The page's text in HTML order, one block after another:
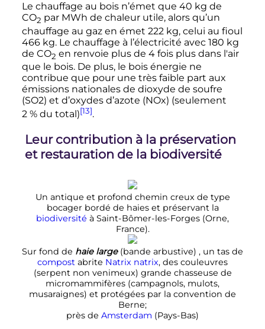
Le chauffage au bois n’émet que 40 kg de
CO2 par MWh de chaleur utile, alors qu’un
chauffage au gaz en émet 222 kg, celui au fioul
466 kg. Le chauffage à l’électricité avec 180 kg
de CO2 en renvoie plus de 4 fois plus dans l'air
que le bois. De plus, le bois énergie ne
contribue que pour une très faible part aux
émissions nationales de dioxyde de soufre
(SO2) et d’oxydes d’azote (NOx) (seulement
2 % du total)[13].
Leur contribution à la préservation
et restauration de la biodiversité
Un antique et profond chemin creux de type
bocager bordé de haies et préservant la
biodiversité à Saint-Bômer-les-Forges (Orne,
France).
Sur fond de haie large(bande arbustive) , un tas de
compost abrite Natrix natrix, des couleuvres
(serpent non venimeux) grande chasseuse de
micromammifères (campagnols, mulots,
musaraignes) et protégées par la convention de
Berne;
près de Amsterdam (Pays-Bas)